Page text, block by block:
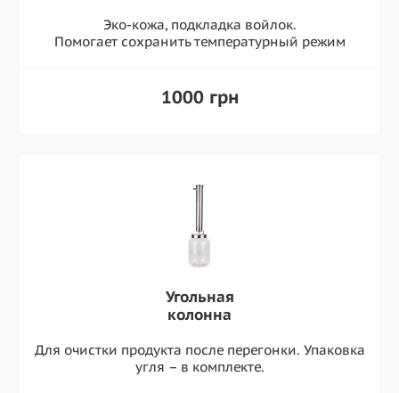
Эко-кожа, подкладка войлок.
Помогает сохранить температурный режим
1000 грн
Угольная
колонна
Для очистки продукта после перегонки. Упаковка
угля – в комплекте.